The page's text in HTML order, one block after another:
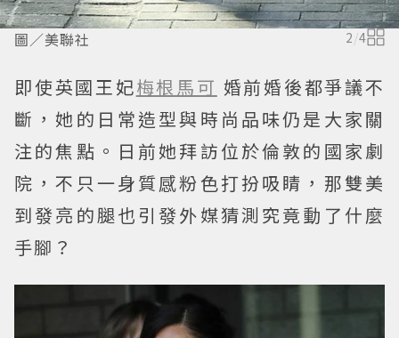
圖／美聯社 2/4
即使英國王妃梅根馬可 婚前婚後都爭議不
斷，她的日常造型與時尚品味仍是大家關
注的焦點。日前她拜訪位於倫敦的國家劇
院，不只一身質感粉色打扮吸睛，那雙美
到發亮的腿也引發外媒猜測究竟動了什麼
手腳？